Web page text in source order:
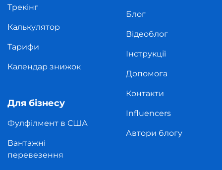
Трекінг
Калькулятор
Тарифи
Календар знижок
Для бізнесу
Фулфілмент в США
Вантажні
перевезення
Блог
Відеоблог
Інструкції
Допомога
Контакти
Influencers
Автори блогу